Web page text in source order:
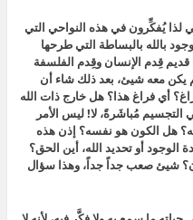
لذا يُفكِّرون في هذه النواحي التي
بالله بالبساطة التي طرحها
قِدم الإنسان وقِدم الفلسفة
يكن معه شيئ، بعد ذلك شاء أن
أي فراغ هذا؟ هل خارج ذات الله
مُباشَرةً، لا! ليس الأمر
هل الكون هو نفسه؟ إذن هذه
أو تحديد الله، أين الحق؟
شيئ صعب جداً جداً، وهذا سؤال